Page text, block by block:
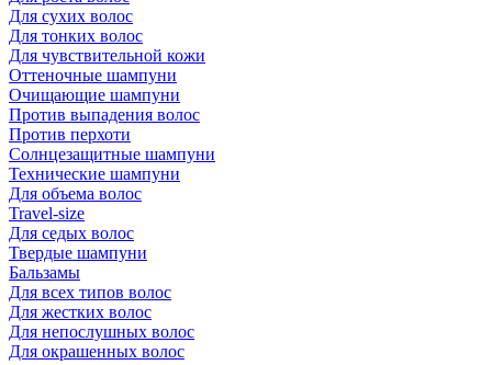
Для сухих волос
Для тонких волос
Для чувствительной кожи
Оттеночные шампуни
Очищающие шампуни
Против выпадения волос
Против перхоти
Солнцезащитные шампуни
Технические шампуни
Для объема волос
Travel-size
Для седых волос
Твердые шампуни
Бальзамы
Для всех типов волос
Для жестких волос
Для непослушных волос
Для окрашенных волос